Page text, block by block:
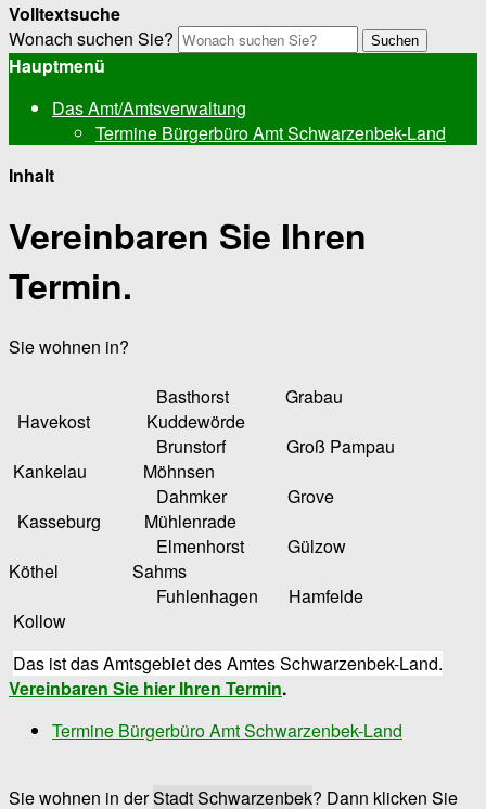
Volltextsuche
Wonach suchen Sie?
Suchen
Hauptmenü
Das Amt/Amtsverwaltung
Termine Bürgerbüro Amt Schwarzenbek-Land
Inhalt
Vereinbaren Sie Ihren
Termin.
Sie wohnen in?
Basthorst Grabau
Havekost Kuddewörde
Brunstorf Groß Pampau
Kankelau Möhnsen
Dahmker Grove
Kasseburg Mühlenrade
Elmenhorst Gülzow
Köthel Sahms
Fuhlenhagen Hamfelde
Kollow
Das ist das Amtsgebiet des Amtes Schwarzenbek-Land.
Vereinbaren Sie hier Ihren Termin.
Termine Bürgerbüro Amt Schwarzenbek-Land
Sie wohnen in derStadt Schwarzenbek? Dann klicken Sie